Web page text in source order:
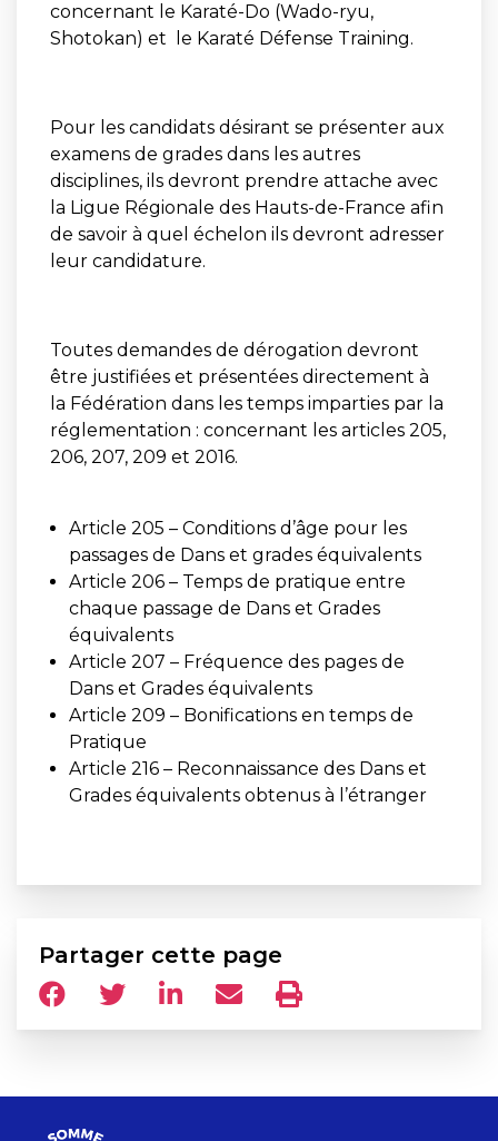
concernant le Karaté-Do (Wado-ryu,
Shotokan) et le Karaté Défense Training.
Pour les candidats désirant se présenter aux
examens de grades dans les autres
disciplines, ils devront prendre attache avec
la Ligue Régionale des Hauts-de-France afin
de savoir à quel échelon ils devront adresser
leur candidature.
Toutes demandes de dérogation devront
être justifiées et présentées directement à
la Fédération dans les temps imparties par la
réglementation : concernant les articles 205,
206, 207, 209 et 2016.
Article 205 – Conditions d’âge pour les
passages de Dans et grades équivalents
Article 206 – Temps de pratique entre
chaque passage de Dans et Grades
équivalents
Article 207 – Fréquence des pages de
Dans et Grades équivalents
Article 209 – Bonifications en temps de
Pratique
Article 216 – Reconnaissance des Dans et
Grades équivalents obtenus à l’étranger
Partager cette page